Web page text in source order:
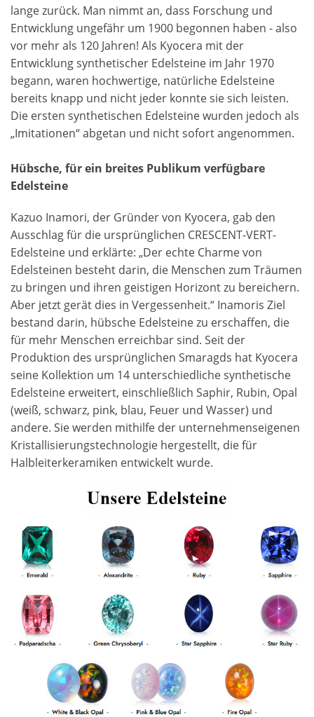
lange zurück. Man nimmt an, dass Forschung und
Entwicklung ungefähr um 1900 begonnen haben - also
vor mehr als 120 Jahren! Als Kyocera mit der
Entwicklung synthetischer Edelsteine im Jahr 1970
begann, waren hochwertige, natürliche Edelsteine
bereits knapp und nicht jeder konnte sie sich leisten.
Die ersten synthetischen Edelsteine wurden jedoch als
„Imitationen“ abgetan und nicht sofort angenommen.
Hübsche, für ein breites Publikum verfügbare
Edelsteine
Kazuo Inamori, der Gründer von Kyocera, gab den
Ausschlag für die ursprünglichen CRESCENT-VERT-
Edelsteine und erklärte: „Der echte Charme von
Edelsteinen besteht darin, die Menschen zum Träumen
zu bringen und ihren geistigen Horizont zu bereichern.
Aber jetzt gerät dies in Vergessenheit.“ Inamoris Ziel
bestand darin, hübsche Edelsteine zu erschaffen, die
für mehr Menschen erreichbar sind. Seit der
Produktion des ursprünglichen Smaragds hat Kyocera
seine Kollektion um 14 unterschiedliche synthetische
Edelsteine erweitert, einschließlich Saphir, Rubin, Opal
(weiß, schwarz, pink, blau, Feuer und Wasser) und
andere. Sie werden mithilfe der unternehmenseigenen
Kristallisierungstechnologie hergestellt, die für
Halbleiterkeramiken entwickelt wurde.